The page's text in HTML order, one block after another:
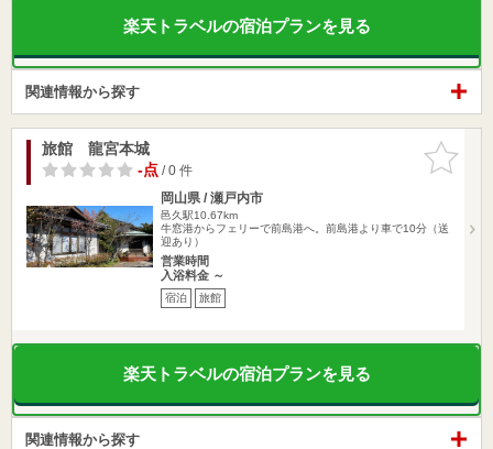
楽天トラベルの宿泊プランを見る
関連情報から探す
お気に入
りに追加
旅館 龍宮本城
-点/ 0 件
岡山県 / 瀬戸内市
邑久駅10.67km
牛窓港からフェリーで前島港へ。前島港より車で10分（送
迎あり）
営業時間
入浴料金 ～
宿泊 旅館
楽天トラベルの宿泊プランを見る
関連情報から探す